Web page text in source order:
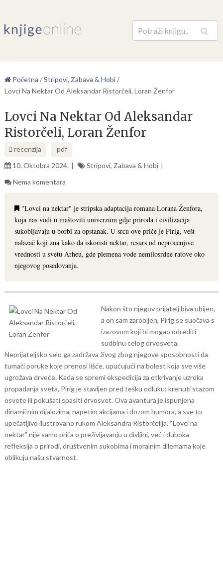
Pretraga
Početna /Stripovi, Zabava & Hobi/
Lovci Na Nektar Od Aleksandar Ristorčeli, Loran Ženfor
Lovci Na Nektar Od Aleksandar
Ristorčeli, Loran Ženfor
recenzija
pdf
10. Oktobra 2024.
Stripovi, Zabava & Hobi
Nema komentara
"Lovci na nektar" je stripska adaptacija romana Lorana Ženfora,
koja nas vodi u maštoviti univerzum gdje priroda i civilizacija
sukobljavaju u borbi za opstanak. U srcu ove priče je Pirig, vešt
nalazač koji zna kako da iskoristi nektar, resurs od neprocenjive
vrednosti u svetu Arheu, gde plemena vode nemilosrdne ratove oko
njegovog posedovanja.
Nakon što njegov prijatelj biva ubijen,
a on sam zarobljen, Pirig se suočava s
izazovom koji bi mogao odrediti
sudbinu celog drvosveta.
Neprijateljsko selo ga zadržava živog zbog njegove sposobnosti da
tumači poruke koje prenosi lišće, upućujući na bolest koja sve više
ugrožava drveće. Kada se spremi ekspedicija za otkrivanje uzroka
propadanja sveta, Pirig je stavljen pred tešku odluku: krenuti stazom
osvete ili pokušati spasiti drvosvet. Ova avantura je ispunjena
dinamičnim dijalozima, napetim akcijama i dozom humora, a sve to
upečatljivo ilustrovano rukom Aleksandra Ristorčelija. “Lovci na
nektar” nije samo priča o preživljavanju u divljini, već i duboka
refleksija o prirodi, društvenim sukobima i moralnim dilemama koje
oblikuju našu stvarnost.